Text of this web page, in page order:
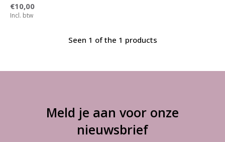
€10,00
Incl. btw
Seen 1 of the 1 products
Meld je aan voor onze
nieuwsbrief